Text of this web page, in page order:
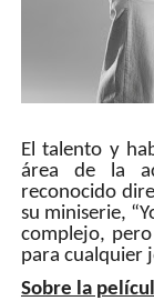
El talento y
área de la
reconocido
su miniserie,
complejo,
para cualquier
Sobre la